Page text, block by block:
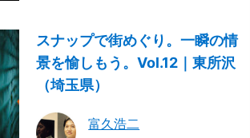
スナップで街めぐり。一瞬の情
景を愉しもう。Vol.12｜東所沢
（埼玉県）
富久浩二